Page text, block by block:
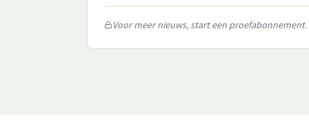
Voor meer nieuws, start een proefabonnement.